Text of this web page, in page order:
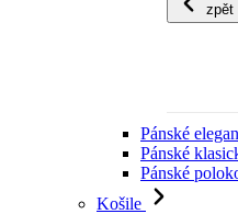
zpět
Pánské
Pánské
Pánské
Košile